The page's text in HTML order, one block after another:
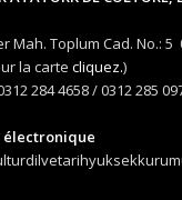
Mah. Toplum Cad. No.: 5
la carte cliquez.)
284 4658 / 0312 285
électronique